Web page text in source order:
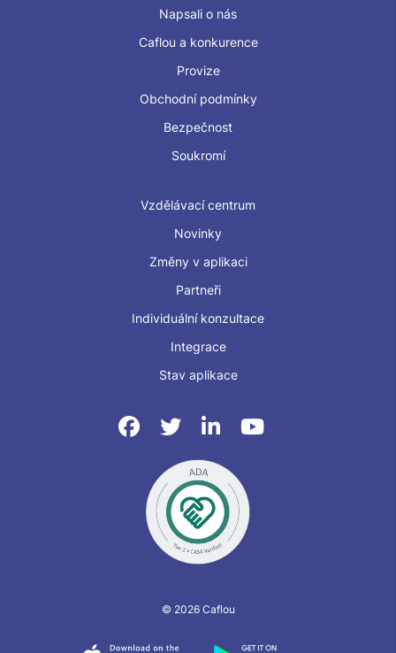
Napsali o nás
Caflou a konkurence
Provize
Obchodní podmínky
Bezpečnost
Soukromí
Vzdělávací centrum
Novinky
Změny v aplikaci
Partneři
Individuální konzultace
Integrace
Stav aplikace
© 2026 Caflou